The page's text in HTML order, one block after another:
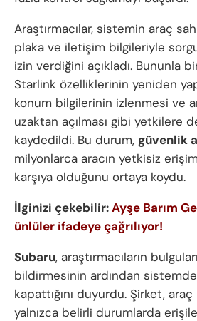
Araştırmacılar, sistemin araç
plaka ve iletişim bilgileriyle
izin verdiğini açıkladı. Bununla
Starlink özelliklerinin yeniden
konum bilgilerinin izlenmesi ve
uzaktan açılması gibi yetkilere
kaydedildi. Bu durum, güvenlik
milyonlarca aracın yetkisiz
karşıya olduğunu ortaya koydu.
İlginizi çekebilir:Ayşe Barım
ünlüler ifadeye çağrılıyor!
Subaru, araştırmacıların
bildirmesinin ardından
kapattığını duyurdu. Şirket,
yalnızca belirli durumlarda